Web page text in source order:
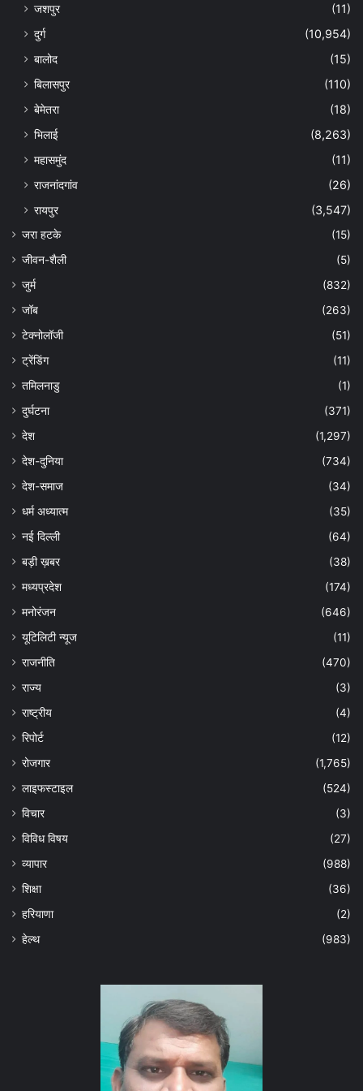
जशपुर
(11)
दुर्ग
(10,954)
बालोद
(15)
बिलासपुर
(110)
बेमेतरा
(18)
भिलाई
(8,263)
महासमुंद
(11)
राजनांदगांव
(26)
रायपुर
(3,547)
जरा हटके
(15)
जीवन-शैली
(5)
जुर्म
(832)
जॉब
(263)
टेक्नोलॉजी
(51)
ट्रेंडिंग
(11)
तमिलनाडु
(1)
दुर्घटना
(371)
देश
(1,297)
देश-दुनिया
(734)
देश-समाज
(34)
धर्म अध्यात्म
(35)
नई दिल्ली
(64)
बड़ी ख़बर
(38)
मध्यप्रदेश
(174)
मनोरंजन
(646)
यूटिलिटी न्यूज
(11)
राजनीति
(470)
राज्य
(3)
राष्ट्रीय
(4)
रिपोर्ट
(12)
रोजगार
(1,765)
लाइफस्टाइल
(524)
विचार
(3)
विविध विषय
(27)
व्यापार
(988)
शिक्षा
(36)
हरियाणा
(2)
हेल्‍थ
(983)